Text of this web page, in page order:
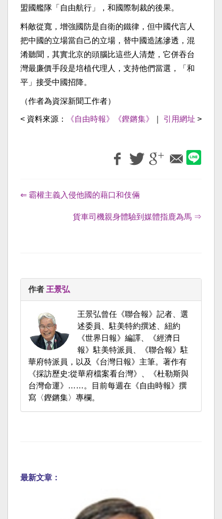
盟國艦隊「自由航行」，和國際制裁的後果。
料敵從寬，增強國防是自衛的鐵律，但中國代言人
把中國的立場當自己的立場，替中國造謠滲透，混
淆聽聞，其實北京的頭腦比這些人清楚，它併吞台
灣最廉價手段是培植代理人，支持他們當選，「和
平」接受中國招降。
（作者為資深新聞工作者）
< 資料來源： 《自由時報》《鏗鏘集》 引用網址 >
⇐ 霸權主義入侵他國的藉口和伎倆
貨車司機親身體驗到媒體指鹿為馬 ⇒
作者 王景弘
王景弘曾任《聯合報》記者、選
述委員、駐美特約撰述、紐約
《世界日報》編譯、《經濟日
報》駐美特派員、《聯合報》駐
華府特派員，以及《台灣日報》主筆。著作有
《採訪歷史:從華府檔案看台灣》、《杜勒斯與
台灣命運》……。目前每週在《自由時報》撰
寫〈鏗鏘集〉專欄。
最新文章：